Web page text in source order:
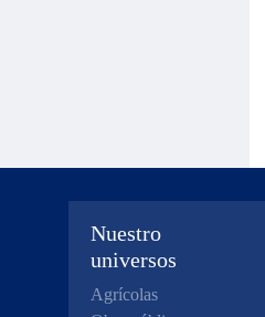
Nuestro
universos
Agrícolas